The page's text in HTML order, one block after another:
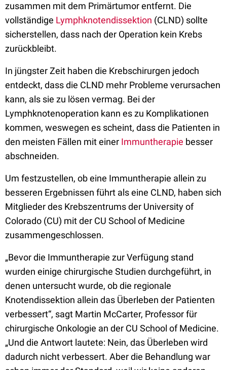
zusammen mit dem Primärtumor entfernt. Die
vollständige Lymphknotendissektion (CLND) sollte
sicherstellen, dass nach der Operation kein Krebs
zurückbleibt.
In jüngster Zeit haben die Krebschirurgen jedoch
entdeckt, dass die CLND mehr Probleme verursachen
kann, als sie zu lösen vermag. Bei der
Lymphknotenoperation kann es zu Komplikationen
kommen, weswegen es scheint, dass die Patienten in
den meisten Fällen mit einer Immuntherapie besser
abschneiden.
Um festzustellen, ob eine Immuntherapie allein zu
besseren Ergebnissen führt als eine CLND, haben sich
Mitglieder des Krebszentrums der University of
Colorado (CU) mit der CU School of Medicine
zusammengeschlossen.
„Bevor die Immuntherapie zur Verfügung stand
wurden einige chirurgische Studien durchgeführt, in
denen untersucht wurde, ob die regionale
Knotendissektion allein das Überleben der Patienten
verbessert“, sagt Martin McCarter, Professor für
chirurgische Onkologie an der CU School of Medicine.
„Und die Antwort lautete: Nein, das Überleben wird
dadurch nicht verbessert. Aber die Behandlung war